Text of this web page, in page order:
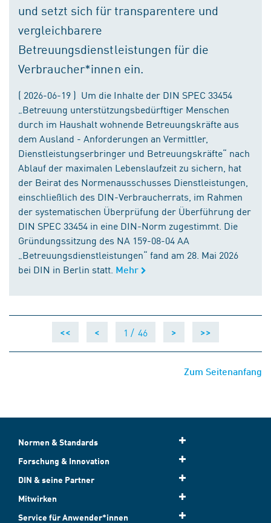
und setzt sich für transparentere und
vergleichbarere
Betreuungsdienstleistungen für die
Verbraucher*innen ein.
( 2026-06-19 ) Um die Inhalte der DIN SPEC 33454
„Betreuung unterstützungsbedürftiger Menschen
durch im Haushalt wohnende Betreuungskräfte aus
dem Ausland - Anforderungen an Vermittler,
Dienstleistungserbringer und Betreuungskräfte“ nach
Ablauf der maximalen Lebenslaufzeit zu sichern, hat
der Beirat des Normenausschusses Dienstleistungen,
einschließlich des DIN-Verbraucherrats, im Rahmen
der systematischen Überprüfung der Überführung der
DIN SPEC 33454 in eine DIN-Norm zugestimmt. Die
Gründungssitzung des NA 159-08-04 AA
„Betreuungsdienstleistungen“ fand am 28. Mai 2026
bei DIN in Berlin statt. Mehr
<< < 1 / 46 > >>
Zum Seitenanfang
Normen & Standards
Forschung & Innovation
DIN & seine Partner
Mitwirken
Service für Anwender*innen